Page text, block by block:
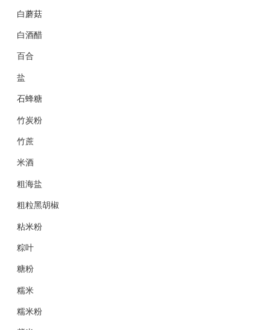
白蘑菇
白酒醋
百合
盐
石蜂糖
竹炭粉
竹蔗
米酒
粗海盐
粗粒黑胡椒
粘米粉
粽叶
糖粉
糯米
糯米粉